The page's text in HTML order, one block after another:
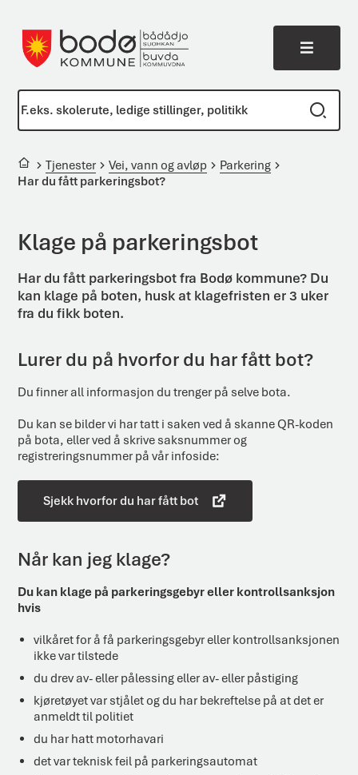
Meny
Du er her:Tjenester Vei, vann og avløp
Parkering
Har du fått parkeringsbot?
Klage på parkeringsbot
Har du fått parkeringsbot fra Bodø kommune? Du
kan klage på boten, husk at klagefristen er 3 uker
fra du fikk boten.
Lurer du på hvorfor du har fått bot?
Du finner all informasjon du trenger på selve bota.
Du kan se bilder vi har tatt i saken ved å skanne QR-koden
på bota, eller ved å skrive saksnummer og
registreringsnummer på vår infoside:
Sjekk hvorfor du har fått bot
Når kan jeg klage?
Du kan klage på parkeringsgebyr eller kontrollsanksjon
hvis
vilkåret for å få parkeringsgebyr eller kontrollsanksjonen
ikke var tilstede
du drev av- eller pålessing eller av- eller påstiging
kjøretøyet var stjålet og du har bekreftelse på at det er
anmeldt til politiet
du har hatt motorhavari
det var teknisk feil på parkeringsautomat